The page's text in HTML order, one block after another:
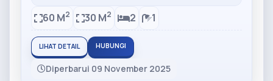
60 M2 30 M2 2 1
LIHAT DETAIL HUBUNGI
Diperbarui 09 November 2025